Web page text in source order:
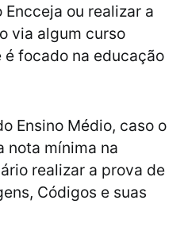
ou realizar a
via algum curso
é focado na educação
Ensino Médio, caso o
nota mínima na
realizar a prova de
Códigos e suas